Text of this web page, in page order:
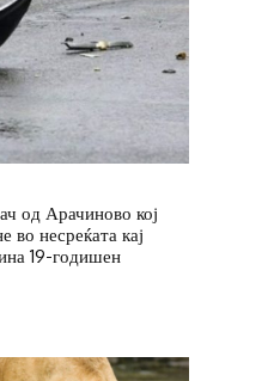
од Арачиново кој
во несреќата кај
19-годишен